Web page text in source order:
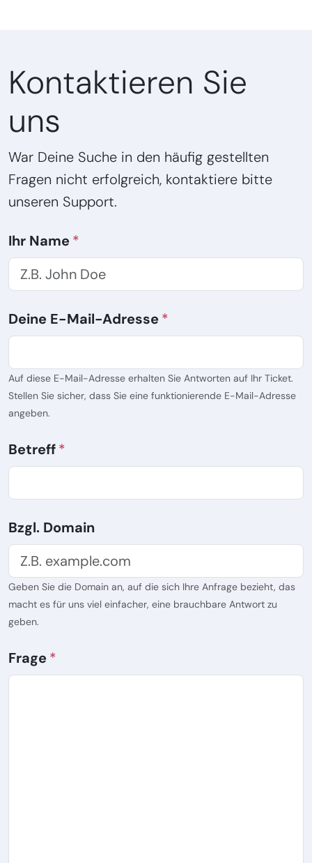
Kontaktieren Sie
uns
War Deine Suche in den häufig gestellten
Fragen nicht erfolgreich, kontaktiere bitte
unseren Support.
Ihr Name
Deine E-Mail-Adresse
Auf diese E-Mail-Adresse erhalten Sie Antworten auf Ihr Ticket.
Stellen Sie sicher, dass Sie eine funktionierende E-Mail-Adresse
angeben.
Betreff
Bzgl. Domain
Geben Sie die Domain an, auf die sich Ihre Anfrage bezieht, das
macht es für uns viel einfacher, eine brauchbare Antwort zu
geben.
Frage